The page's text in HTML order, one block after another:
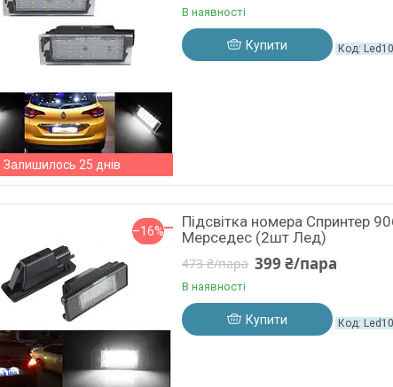
Залишилось 25 днів
В наявності
Купити
–16%
Підсвітка номера Спринтер
Мерседес (2шт Лед)
473 ₴/пара 399 ₴/пара
В наявності
Купити